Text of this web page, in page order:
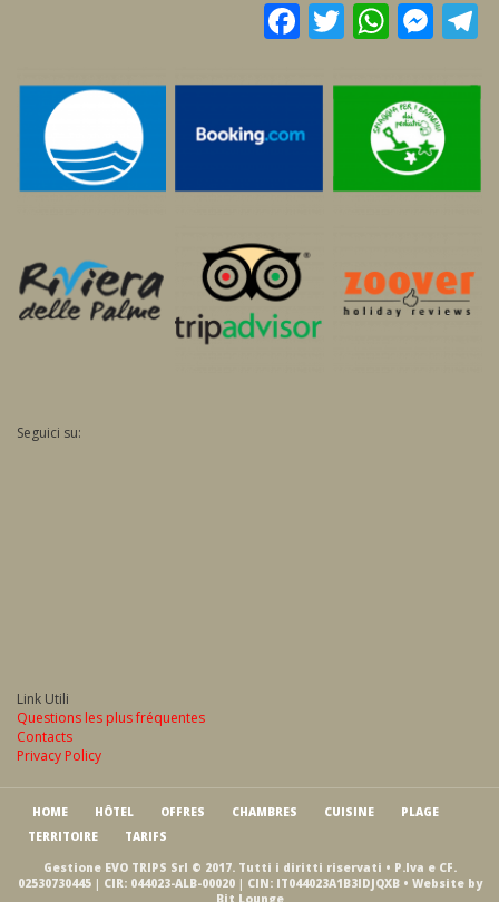
FacebookTwitter WhatsApp
Seguici su:
Link Utili
Questions les plus fréquentes
Contacts
Privacy Policy
HOME HÔTEL OFFRES CHAMBRES CUISINE
PLAGE
TERRITOIRE
TARIFS
Gestione EVO TRIPS Srl © 2017. Tutti i diritti riservati • P.Iva e CF.
02530730445 | CIR: 044023-ALB-00020 | CIN: IT044023A1B3IDJQXB • Website by
Bit Lounge